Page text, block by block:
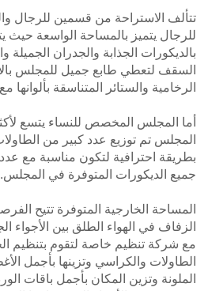
تتألف الاستراحة من قسمين للرجال
بالديكورات الجذابة والجدران الجميلة
السقف لتعطي طابع جميل للمجلس
الرخامية والستائر المتناسقة بألوانها
المجلس تم توزيع عدد كبير من الطاولات
بطريقة احترافية لتكون مناسبة مع
جميع الديكورات المتوفرة في المجلس.
المساحة الخارجية المتوفرة تتيح
الزفاف في الهواء الطلق بين الأجواء
مع شركة تنظيم خاصة لتقوم بتنظيم
الطاولات والكراسي وتزينها بأجمل
الملونة وتزين المكان بأجمل باقات